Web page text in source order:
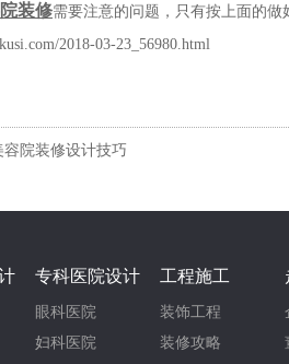
装修需要注意的问题，只有按上面的做
2018-03-23_56980.html
院装修设计技巧
专科医院设计
眼科医院
妇科医院
工程施工
装饰工程
装修攻略